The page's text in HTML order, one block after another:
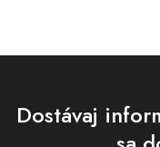
Dostávaj